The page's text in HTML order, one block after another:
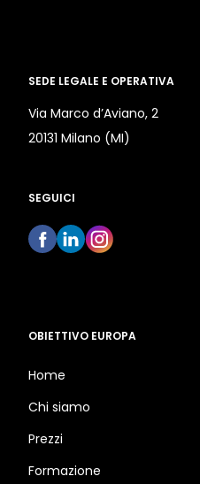
SEDE LEGALE E OPERATIVA
Via Marco d’Aviano, 2
20131 Milano (MI)
SEGUICI
OBIETTIVO EUROPA
Home
Chi siamo
Prezzi
Formazione